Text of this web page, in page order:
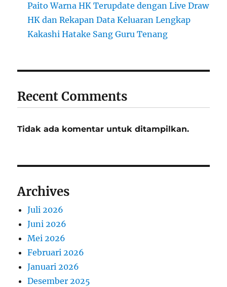
Paito Warna HK Terupdate dengan Live Draw
HK dan Rekapan Data Keluaran Lengkap
Kakashi Hatake Sang Guru Tenang
Recent Comments
Tidak ada komentar untuk ditampilkan.
Archives
Juli 2026
Juni 2026
Mei 2026
Februari 2026
Januari 2026
Desember 2025